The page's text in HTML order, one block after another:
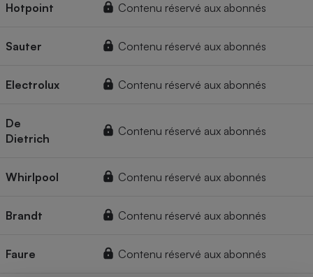
Hotpoint Contenu réservé aux abonnés
Sauter Contenu réservé aux abonnés
Electrolux Contenu réservé aux abonnés
De
Dietrich
Contenu réservé aux abonnés
Whirlpool Contenu réservé aux abonnés
Brandt Contenu réservé aux abonnés
Faure Contenu réservé aux abonnés